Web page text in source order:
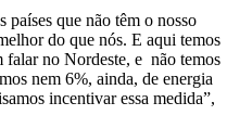
países que não têm o nosso
do que nós. E aqui temos
falar no Nordeste, e não temos
nem 6%, ainda, de energia
incentivar essa medida”,